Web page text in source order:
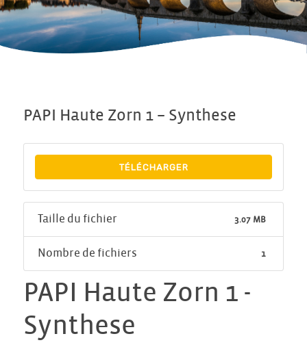
PAPI Haute Zorn 1 – Synthese
TÉLÉCHARGER
Taille du fichier 3.07 MB
Nombre de fichiers 1
PAPI Haute Zorn 1 -
Synthese